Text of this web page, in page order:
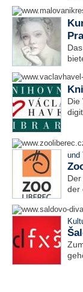
Die
und
der